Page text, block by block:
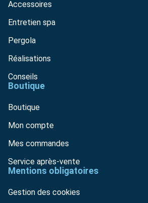
Accessoires
Entretien spa
Pergola
Réalisations
Conseils
Boutique
Boutique
Mon compte
Mes commandes
Service après-vente
Mentions obligatoires
Gestion des cookies